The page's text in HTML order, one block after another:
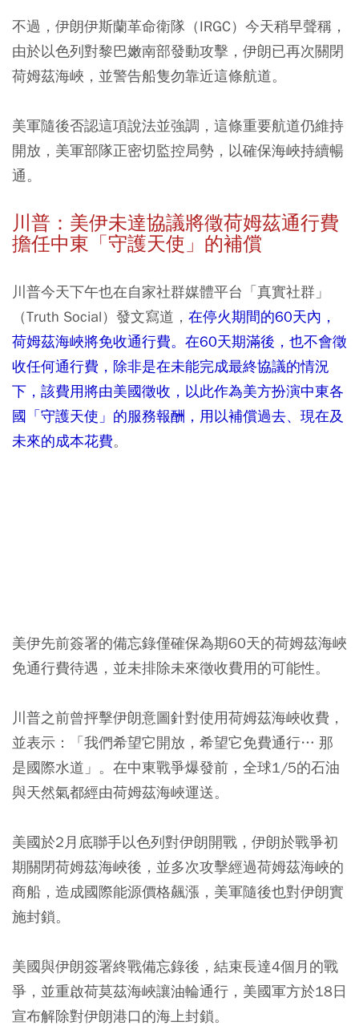
不過，伊朗伊斯蘭革命衛隊（IRGC）今天稍早聲稱，
由於以色列對黎巴嫩南部發動攻擊，伊朗已再次關閉
荷姆茲海峽，並警告船隻勿靠近這條航道。
美軍隨後否認這項說法並強調，這條重要航道仍維持
開放，美軍部隊正密切監控局勢，以確保海峽持續暢
通。
川普：美伊未達協議將徵荷姆茲通行費
擔任中東「守護天使」的補償
川普今天下午也在自家社群媒體平台「真實社群」
（Truth Social）發文寫道， 在停火期間的60天內，
荷姆茲海峽將免收通行費。在60天期滿後，也不會徵
收任何通行費，除非是在未能完成最終協議的情況
下，該費用將由美國徵收，以此作為美方扮演中東各
國「守護天使」的服務報酬，用以補償過去、現在及
未來的成本花費。
美伊先前簽署的備忘錄僅確保為期60天的荷姆茲海峽
免通行費待遇，並未排除未來徵收費用的可能性。
川普之前曾抨擊伊朗意圖針對使用荷姆茲海峽收費，
並表示：「我們希望它開放，希望它免費通行… 那
是國際水道」。在中東戰爭爆發前，全球1/5的石油
與天然氣都經由荷姆茲海峽運送。
美國於2月底聯手以色列對伊朗開戰，伊朗於戰爭初
期關閉荷姆茲海峽後，並多次攻擊經過荷姆茲海峽的
商船，造成國際能源價格飆漲，美軍隨後也對伊朗實
施封鎖。
美國與伊朗簽署終戰備忘錄後，結束長達4個月的戰
爭，並重啟荷莫茲海峽讓油輪通行，美國軍方於18日
宣布解除對伊朗港口的海上封鎖。